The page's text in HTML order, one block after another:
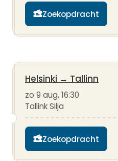
Zoekopdracht
Helsinki → Tallinn
zo 9 aug, 16:30
Tallink Silja
Zoekopdracht